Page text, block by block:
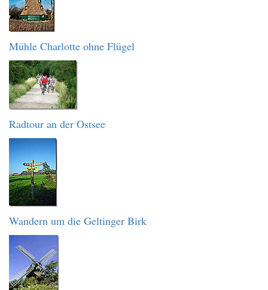
Mühle Charlotte ohne Flügel
Radtour an der Ostsee
Wandern um die Geltinger Birk